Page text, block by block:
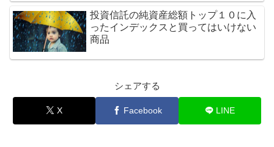
投資信託の純資産総額トップ１０に入
ったインデックスと買ってはいけない
商品
シェアする
X Facebook LINE